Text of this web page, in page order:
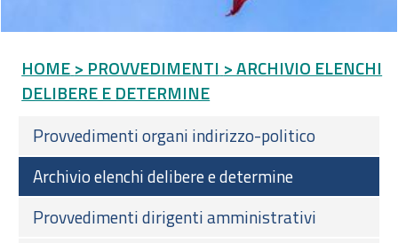
HOME > PROVVEDIMENTI > ARCHIVIO ELENCHI
DELIBERE E DETERMINE
Provvedimenti organi indirizzo-politico
Archivio elenchi delibere e determine
Provvedimenti dirigenti amministrativi